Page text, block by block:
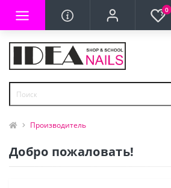
0
Производитель
Добро пожаловать!